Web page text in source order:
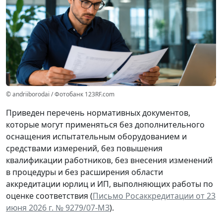
© andriiborodai / Фотобанк 123RF.com
Приведен перечень нормативных документов,
которые могут применяться без дополнительного
оснащения испытательным оборудованием и
средствами измерений, без повышения
квалификации работников, без внесения изменений
в процедуры и без расширения области
аккредитации юрлиц и ИП, выполняющих работы по
оценке соответствия (Письмо Росаккредитации от 23
июня 2026 г. № 9279/07-МЗ).